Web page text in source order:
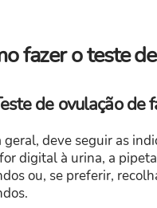
fazer o teste
de ovulação de
geral, deve seguir as
digital à urina, a
ou, se preferir,